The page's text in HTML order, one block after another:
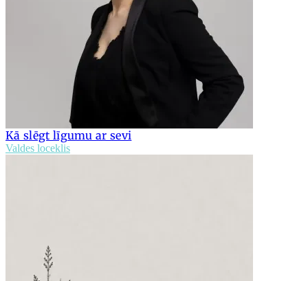
Kā slēgt līgumu ar sevi
Valdes loceklis